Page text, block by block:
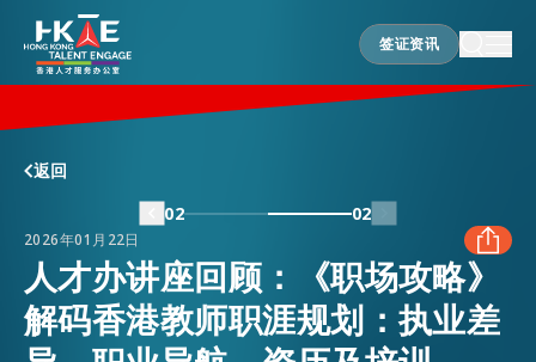
签证资讯
签证资讯
香港优势
居港须知
人才支援
返回
02
02
2026年01月22日
FACEBOOK
人才办讲座回顾：《职场攻略》
解码香港教师职涯规划：执业差